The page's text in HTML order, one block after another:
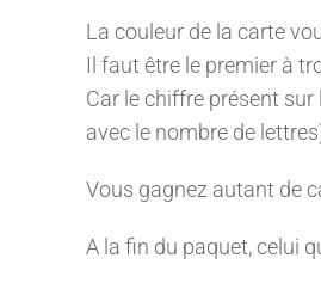
La couleur de la carte
Il faut être le premier à
Car le chiffre présent
avec le nombre de
Vous gagnez autant de
A la fin du paquet, celui